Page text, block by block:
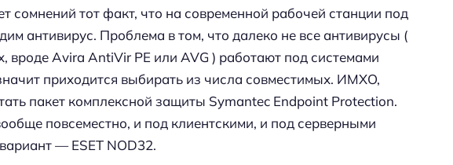
сомнений тот факт, что на современной рабочей станции под
антивирус. Проблема в том, что далеко не все антивирусы (
вроде Avira AntiVir PE или AVG ) работают под системами
приходится выбирать из числа совместимых. ИМХО,
пакет комплексной защиты Symantec Endpoint Protection.
повсеместно, и под клиентскими, и под серверными
— ESET NOD32.